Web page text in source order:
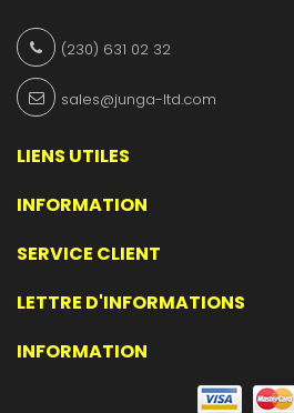
(230) 631 02 32
sales@junga-ltd.com
LIENS UTILES
INFORMATION
SERVICE CLIENT
LETTRE D'INFORMATIONS
INFORMATION